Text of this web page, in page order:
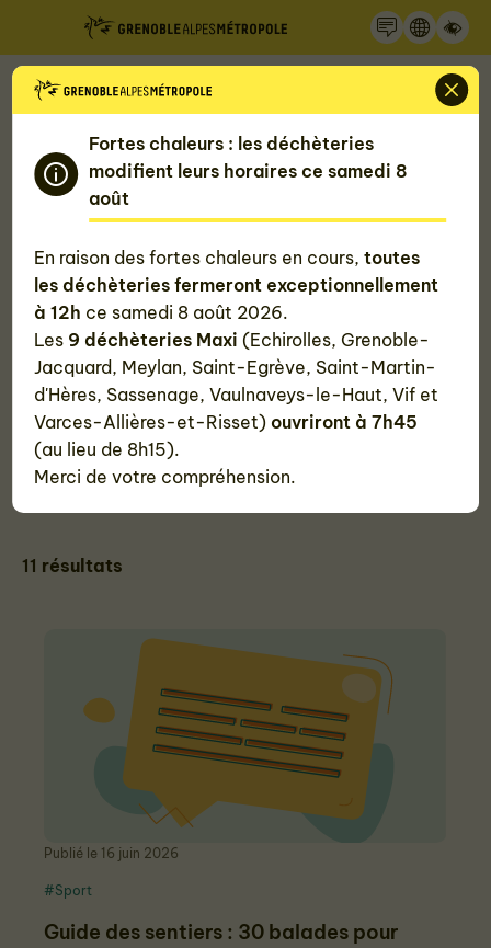
Panneau de gestion des cookies
Fortes chaleurs : les déchèteries
modifient leurs horaires ce samedi 8
août
En raison des fortes chaleurs en cours,toutes
les déchèteries fermeront exceptionnellement
à 12h ce samedi 8 août 2026.
Les 9 déchèteries Maxi (Echirolles, Grenoble-
Jacquard, Meylan, Saint-Egrève, Saint-Martin-
d'Hères, Sassenage, Vaulnaveys-le-Haut, Vif et
Varces-Allières-et-Risset) ouvriront à 7h45
(au lieu de 8h15).
Merci de votre compréhension.
Accueil
Toute l'actualité de la Métropole de
Grenoble
Découvrez l'actualité de Grenoble Alpes Métropole
et ses alentours en quelques clics : astuces et bons
plans pour bien vivre dans la métropole grenobloise,
grands projets métropolitains...
#Toutes #Agriculture
11 résultats
Guide des sentiers : 30 balades pour
Publié le 16 juin 2026
#Sport